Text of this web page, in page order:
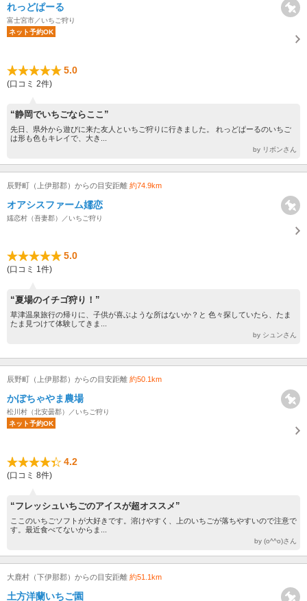
れっどぱーる
富士宮市／いちご狩り
ネット予約OK
5.0
(口コミ 2件)
“静岡でいちごならここ”
先日、県外から遊びに来た友人といちご狩りに行きました。 れっどぱーるのいちご
は形も色もキレイで、大き...
by リボンさん
辰野町（上伊那郡）からの目安距離 約74.9km
オアシスファーム嬬恋
嬬恋村（吾妻郡）／いちご狩り
5.0
(口コミ 1件)
“夏場のイチゴ狩り！”
草津温泉旅行の帰りに、子供が喜ぶような所はないか？と 色々探していたら、たま
たま見つけて体験してきま...
by シュンさん
辰野町（上伊那郡）からの目安距離 約50.1km
かぼちゃやま農場
松川村（北安曇郡）／いちご狩り
ネット予約OK
4.2
(口コミ 8件)
“フレッシュいちごのアイスが超オススメ”
ここのいちごソフトが大好きです。溶けやすく、上のいちごが落ちやすいので注意で
す。最近食べてないからま...
by (o^^o)さん
大鹿村（下伊那郡）からの目安距離 約51.1km
土方洋蘭いちご園